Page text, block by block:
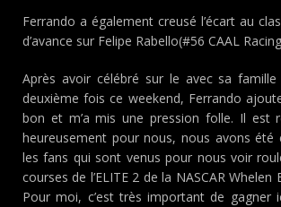
Ferrando a également creusé l’écart au
d’avance sur Felipe Rabello(#56 CAAL
Après avoir célébré sur le avec sa
deuxième fois ce weekend, Ferrando
bon et m’a mis une pression folle. Il est
heureusement pour nous, nous avons été
les fans qui sont venus pour nous voir
courses de l’ELITE 2 de la NASCAR
Pour moi, c’est très important de